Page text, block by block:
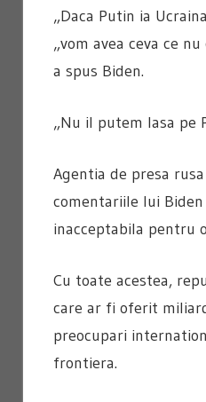
„Daca Putin ia
„vom avea ceva ce
a spus Biden.
„Nu il putem lasa pe
Agentia de presa
comentariile lui
inacceptabila pentru
Cu toate acestea,
care ar fi oferit
preocupari
frontiera.